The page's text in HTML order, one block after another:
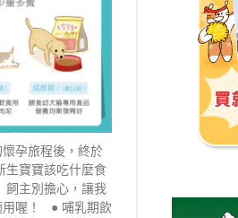
孕旅程後，終於
生寶寶該吃什麼食
飼主別擔心，讓我
用喔！ ● 哺乳期飲